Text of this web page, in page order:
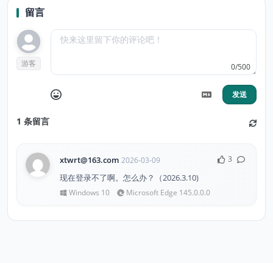
留言
游客 0/500
发送
1 条留言
xtwrt@163.com 2026-03-09 3
现在登录不了啊。怎么办？（2026.3.10)
Windows 10 Microsoft Edge 145.0.0.0